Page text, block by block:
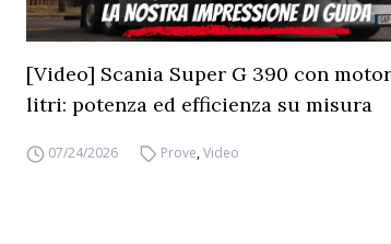
[Video] Scania Super G 390 con
litri: potenza ed efficienza su misura
07/24/2026 Prove,Video